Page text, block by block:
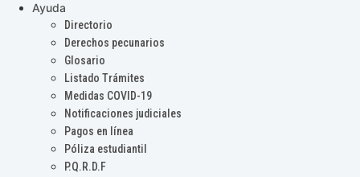
Ayuda
Directorio
Derechos pecunarios
Glosario
Listado Trámites
Medidas COVID-19
Notificaciones judiciales
Pagos en línea
Póliza estudiantil
P.Q.R.D.F